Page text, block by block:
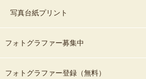
写真台紙プリント
フォトグラファー募集中
フォトグラファー登録（無料）